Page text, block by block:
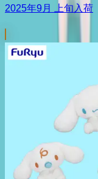
2025年9月 上旬入荷